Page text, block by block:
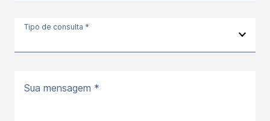
Tipo de consulta *
Sua mensagem *